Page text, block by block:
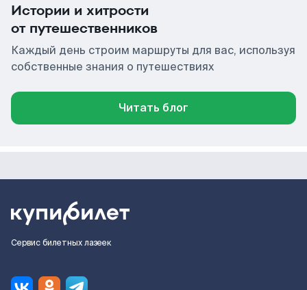
Истории и хитрости
от путешественников
Каждый день строим маршруты для вас, используя
собственные знания о путешествиях
Читать блог
Сервис билетных лазеек